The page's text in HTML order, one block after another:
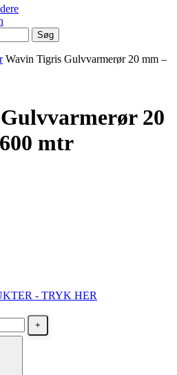
Søg
Wavin Tigris Gulvvarmerør 20 mm –
20
mtr
- TRYK HER